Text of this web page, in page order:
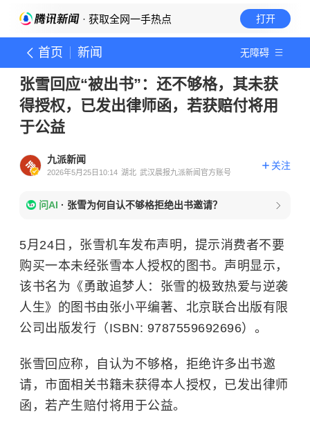
· 获取全网一手热点 打开
首页 新闻 无障碍
张雪回应“被出书”：还不够格，其未获
得授权，已发出律师函，若获赔付将用
于公益
九派新闻
2026年5月25日10:14 湖北 武汉晨报九派新闻官方账号
关注
问AI · 张雪为何自认不够格拒绝出书邀请？
5月24日，张雪机车发布声明，提示消费者不要
购买一本未经张雪本人授权的图书。声明显示，
该书名为《勇敢追梦人：张雪的极致热爱与逆袭
人生》的图书由张小平编著、北京联合出版有限
公司出版发行（ISBN: 9787559692696）。
张雪回应称，自认为不够格，拒绝许多出书邀
请，市面相关书籍未获得本人授权，已发出律师
函，若产生赔付将用于公益。